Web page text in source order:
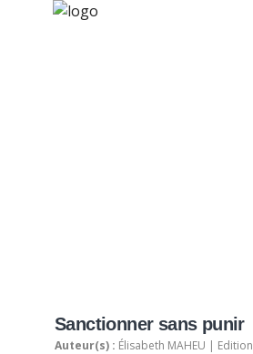
Sanctionner sans punir
Auteur(s) : Élisabeth MAHEU | Edition